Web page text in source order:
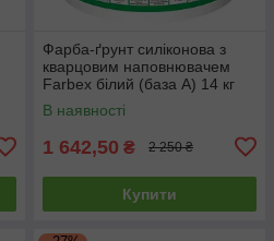
Фарба-ґрунт силіконова з
кварцовим наповнювачем
Farbex білий (база А) 14 кг
В наявності
1 642,50 ₴ 2 250 ₴
Купити